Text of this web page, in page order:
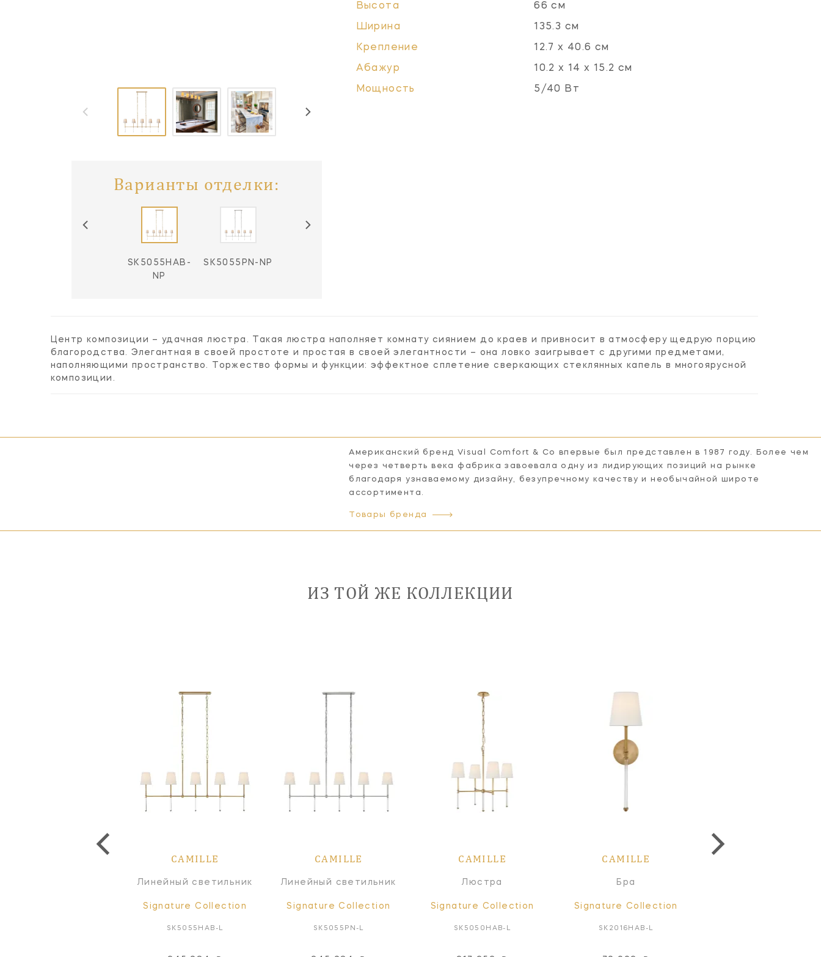
Варианты отделки:
SK5055HAB-
NP
SK5055PN-NP
Высота 66 см
Ширина 135.3 см
Крепление 12.7 x 40.6 см
Абажур 10.2 х 14 х 15.2 см
Мощность 5/40 Вт
Центр композиции – удачная люстра. Такая люстра наполняет комнату сиянием до краев и привносит в атмосферу щедрую порцию
благородства. Элегантная в своей простоте и простая в своей элегантности – она ловко заигрывает с другими предметами,
наполняющими пространство. Торжество формы и функции: эффектное сплетение сверкающих стеклянных капель в многоярусной
композиции.
Американский бренд Visual Comfort & Co впервые был представлен в 1987 году. Более чем
через четверть века фабрика завоевала одну из лидирующих позиций на рынке
благодаря узнаваемому дизайну, безупречному качеству и необычайной широте
ассортимента.
Товары бренда
ИЗ ТОЙ ЖЕ КОЛЛЕКЦИИ
CAMILLE
Линейный светильник
Signature Collection
SK5055HAB-L
CAMILLE
Линейный светильник
Signature Collection
SK5055PN-L
CAMILLE
Люстра
Signature Collection
SK5050HAB-L
CAMILLE
Бра
Signature Collection
SK2016HAB-L